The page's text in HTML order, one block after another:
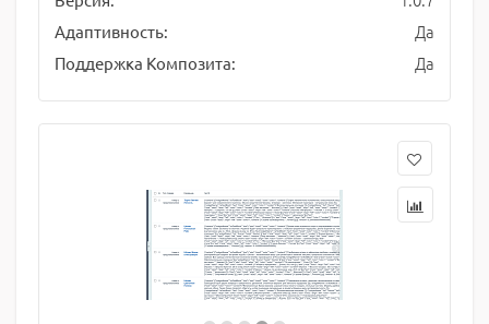
Адаптивность: Да
Поддержка Композита: Да